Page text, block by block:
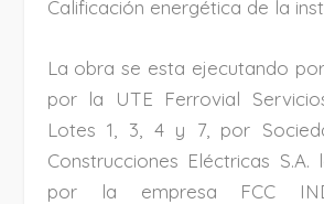
Calificación energética de la
La obra se esta ejecutando
por la UTE Ferrovial
Lotes 1, 3, 4 y 7, por
Construcciones Eléctricas
por la empresa FCC